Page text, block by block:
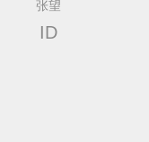
张望
ID